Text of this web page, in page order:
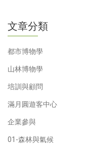
文章分類
都市博物學
山林博物學
培訓與顧問
滿月圓遊客中心
企業參與
01-森林與氣候